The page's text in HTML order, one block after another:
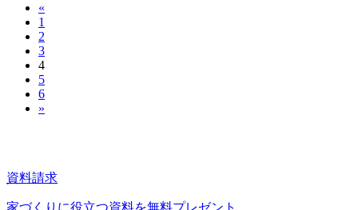
«
1
2
3
4
5
6
»
資料請求